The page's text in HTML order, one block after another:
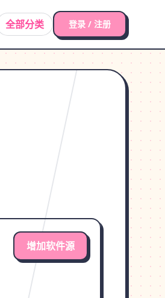
全部分类 登录 / 注册
增加软件源